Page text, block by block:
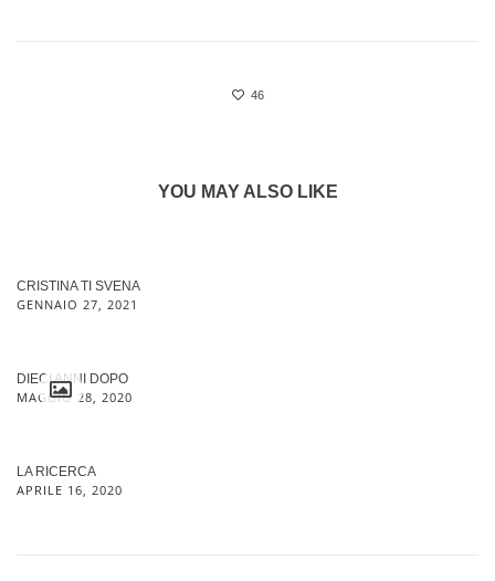
46
YOU MAY ALSO LIKE
CRISTINA TI SVENA
GENNAIO 27, 2021
DIECI ANNI DOPO
MAGGIO 28, 2020
LA RICERCA
APRILE 16, 2020